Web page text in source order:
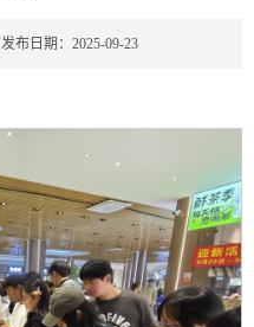
发布日期：2025-09-23